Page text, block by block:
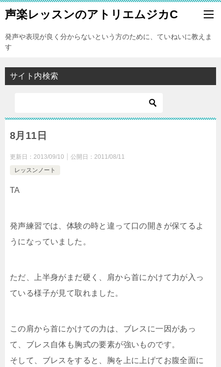
声楽レッスンのアトリエムジカC
発声や表現が良く分からないという方のために、ていねいに教えま
す
サイト内検索
8月11日
更新日： 2013/09/10 公開日： 2011/08/11
レッスンノート
TA
発声練習では、体験の時と違って口の開きが保てるよ
うになっていました。
ただ、上半身がまだ硬く、肩から首にかけて力が入っ
ている様子が見て取れました。
この肩から首にかけての力は、ブレスに一因があっ
て、ブレス自体も胸式の要素が強いものです。
そして、ブレスをすると、胸を上に上げてお腹全面に